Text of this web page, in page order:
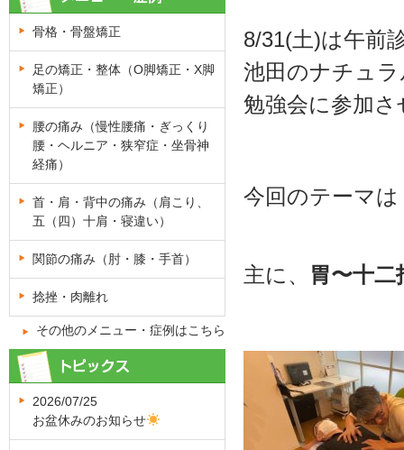
8/31(土)は午前
池田のナチュ
勉強会に参加
今回のテーマ
主に、 胃〜十
骨格・骨盤矯正
足の矯正・整体（O脚矯正・X脚
矯正）
腰の痛み（慢性腰痛・ぎっくり
腰・ヘルニア・狭窄症・坐骨神
経痛）
首・肩・背中の痛み（肩こり、
五（四）十肩・寝違い）
関節の痛み（肘・膝・手首）
捻挫・肉離れ
その他のメニュー・症例はこちら
2026/07/25
お盆休みのお知らせ